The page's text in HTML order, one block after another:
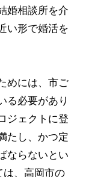
婚相談所を介
い形で婚活を
めには、市ご
る必要があり
ジェクトに登
たし、かつ定
ならないとい
は、高岡市の